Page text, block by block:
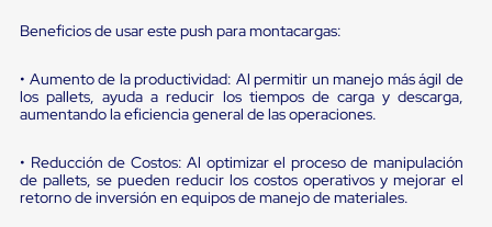
de
Andén
Transportes
Controles
de
Controles
de
Muelle/Andén
Beneficios de usar este push para montacargas:
• Aumento de la productividad: Al permitir un manejo más ágil de
los pallets, ayuda a reducir los tiempos de carga y descarga,
aumentando la eficiencia general de las operaciones.
• Reducción de Costos: Al optimizar el proceso de manipulación
de pallets, se pueden reducir los costos operativos y mejorar el
retorno de inversión en equipos de manejo de materiales.